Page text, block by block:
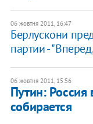
06 жовтня 2011, 16:47
Берлускони
партии -
06 жовтня 2011, 15:56
Путин: Россия
собирается